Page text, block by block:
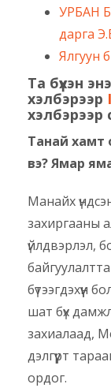
УРБАН
дарга
Ялгуун
Та бүхэн
хэлбэрээр
Танай хамт
вэ? Ямар
Манайх
захиргааны
үйлдвэрлэл,
бүтээгдэхүүн
шат бүх
захиалаад,
дэлгүүрт
ордог.